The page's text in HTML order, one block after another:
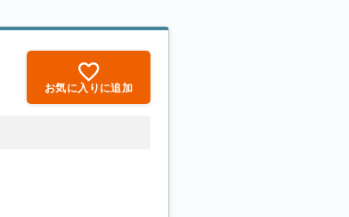
お気に入りに追加